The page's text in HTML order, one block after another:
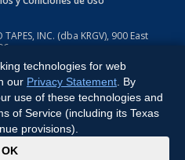
TAPES, INC. (dba KRGV), 900 East
by:Ruby Shore Software
technologies for web
our Privacy Statement . By
use of these technologies and
of Service (including its Texas
provisions).
OK